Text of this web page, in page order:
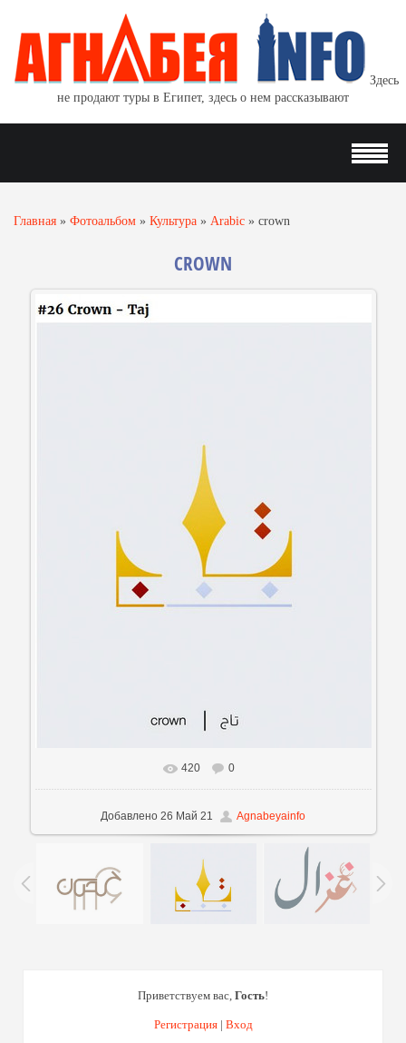
Здесь
не продают туры в Египет, здесь о нем рассказывают
Главная » Фотоальбом » Культура » Arabic » crown
CROWN
В реальном размере 484x653
420 0
Добавлено 26 Май 21 Agnabeyainfo
Приветствуем вас, Гость!
Регистрация| Вход